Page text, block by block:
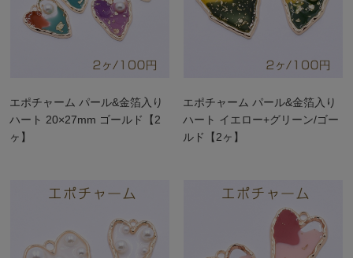
エポチャーム パール&金箔入り
ハート 20×27mm ゴールド【2
ヶ】
エポチャーム パール&金箔入り
ハート イエロー+グリーン/ゴー
ルド【2ヶ】